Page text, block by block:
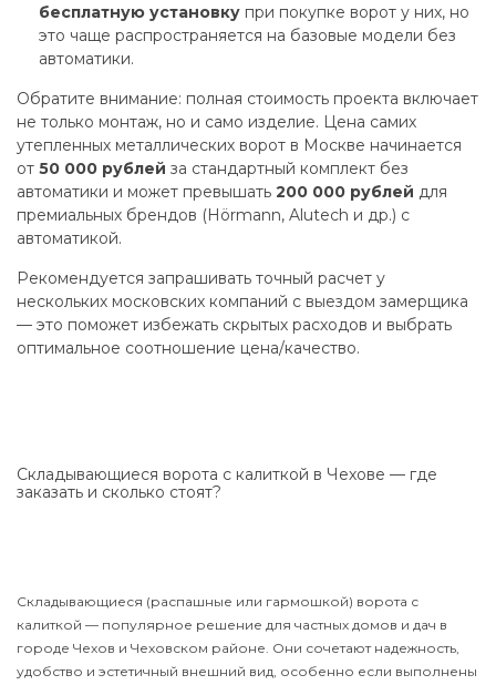
бесплатную установку при покупке ворот у них, но
это чаще распространяется на базовые модели без
автоматики.
Обратите внимание: полная стоимость проекта включает
не только монтаж, но и само изделие. Цена самих
утепленных металлических ворот в Москве начинается
от 50 000 рублей за стандартный комплект без
автоматики и может превышать 200 000 рублей для
премиальных брендов (Hörmann, Alutech и др.) с
автоматикой.
Рекомендуется запрашивать точный расчет у
нескольких московских компаний с выездом замерщика
— это поможет избежать скрытых расходов и выбрать
оптимальное соотношение цена/качество.
Складывающиеся ворота с калиткой в Чехове — где
заказать и сколько стоят?
Складывающиеся (распашные или гармошкой) ворота с
калиткой — популярное решение для частных домов и дач в
городе Чехов и Чеховском районе. Они сочетают надежность,
удобство и эстетичный внешний вид, особенно если выполнены